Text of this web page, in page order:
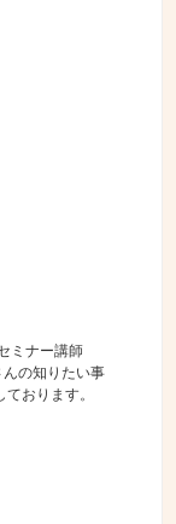
ナー講師
の知りたい事
おります。